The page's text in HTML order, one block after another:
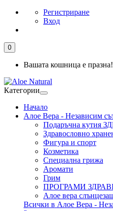
Регистриране
Вход
0
Вашата кошница е празна!
Категории
Начало
Алое Вера - Независим
Подаръчна кутия
Здравословно
Фигура и спорт
Козметика
Специална грижа
Аромати
Грим
ПРОГРАМИ
Алое вера
Всички в Алое Вера -